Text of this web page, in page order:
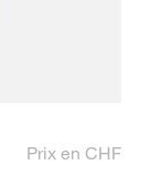
Prix en CHF